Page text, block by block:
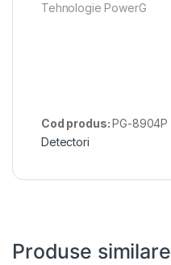
Tehnologie PowerG
Cod produs:PG-8904P
Detectori
Produse similare